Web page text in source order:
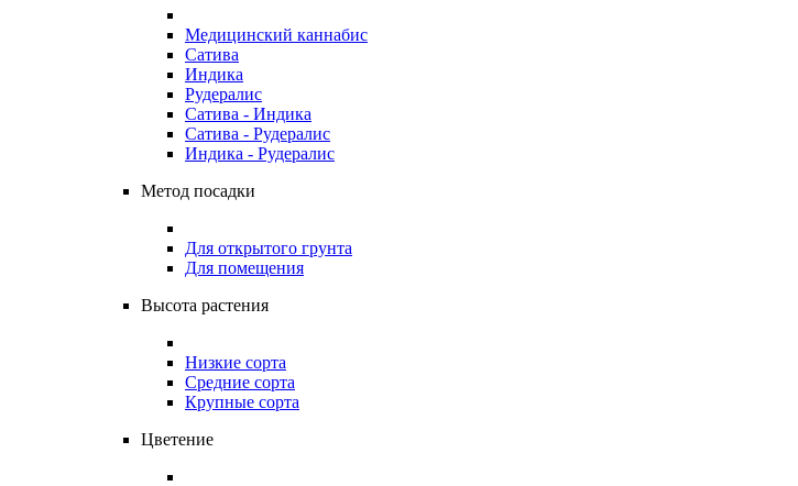
Медицинский каннабис
Сатива
Индика
Рудералис
Сатива - Индика
Сатива - Рудералис
Индика - Рудералис
Метод посадки
Для открытого грунта
Для помещения
Высота растения
Низкие сорта
Средние сорта
Крупные сорта
Цветение